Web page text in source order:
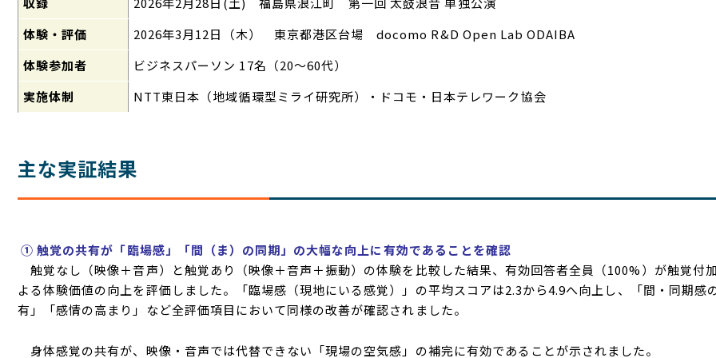
体験・評価
2026年3月12日（木） 東京都港区台場docomo R&D Open Lab ODAIBA
体験参加者
ビジネスパーソン 17名（20〜60代）
実施体制
NTT東日本（地域循環型ミライ研究所）・ドコモ・日本テレワーク協会
主な実証結果
① 触覚の共有が「臨場感」「間（ま）の同期」の大幅な向上に有効であることを確認
触覚なし（映像＋音声）と触覚あり（映像＋音声＋振動）の体験を比較した結果、有効回答者全員（100%）が触覚付
よる体験価値の向上を評価しました。「臨場感（現地にいる感覚）」の平均スコアは2.3から4.9へ向上し、「間・同期感
有」「感情の高まり」など全評価項目において同様の改善が確認されました。
身体感覚の共有が、映像・音声では代替できない「現場の空気感」の補完に有効であることが示されました。